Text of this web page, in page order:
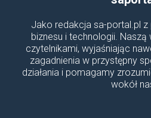
Jako redakcja sa-portal.pl
biznesu i technologii. Naszą
czytelnikami, wyjaśniając
zagadnienia w przystępny
działania i pomagamy
wokół